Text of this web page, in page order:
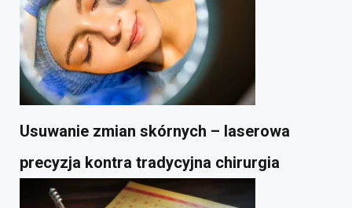
Usuwanie zmian skórnych – laserowa
precyzja kontra tradycyjna chirurgia